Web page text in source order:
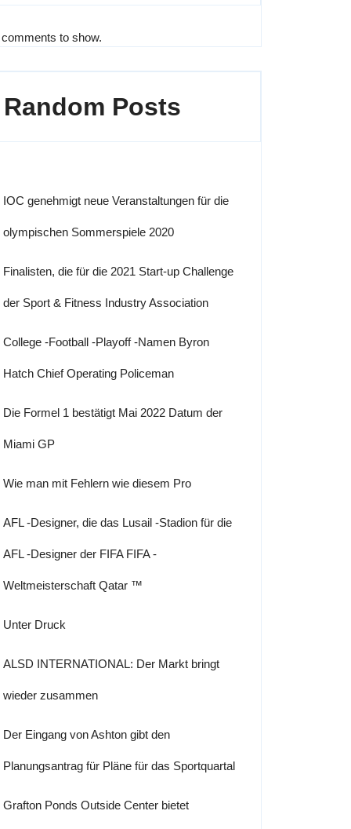
to show.
Random Posts
IOC genehmigt neue Veranstaltungen für die
olympischen Sommerspiele 2020
Finalisten, die für die 2021 Start-up Challenge
der Sport & Fitness Industry Association
College -Football -Playoff -Namen Byron
Hatch Chief Operating Policeman
Die Formel 1 bestätigt Mai 2022 Datum der
Miami GP
Wie man mit Fehlern wie diesem Pro
AFL -Designer, die das Lusail -Stadion für die
AFL -Designer der FIFA FIFA -
Weltmeisterschaft Qatar ™
Unter Druck
ALSD INTERNATIONAL: Der Markt bringt
wieder zusammen
Der Eingang von Ashton gibt den
Planungsantrag für Pläne für das Sportquartal
Grafton Ponds Outside Center bietet